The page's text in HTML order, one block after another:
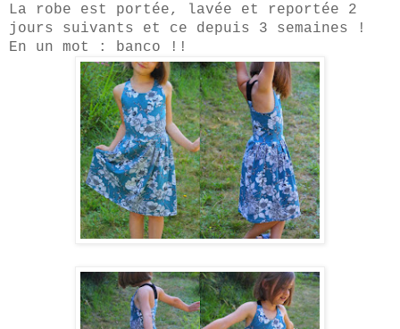
La robe est portée, lavée et reportée 2
jours suivants et ce depuis 3 semaines !
En un mot : banco !!